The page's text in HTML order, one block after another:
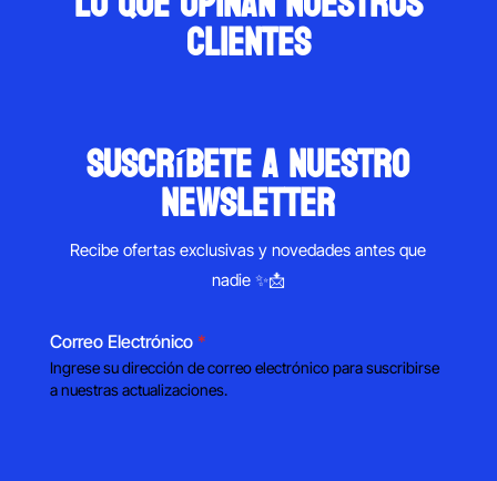
clientes
suscríbete a nuestro
newsletter
Recibe ofertas exclusivas y novedades antes que
nadie ✨📩
Correo Electrónico *
Ingrese su dirección de correo electrónico para suscribirse
a nuestras actualizaciones.